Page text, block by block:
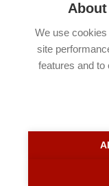
Copyrights
Kontakt
We use
site
features and to